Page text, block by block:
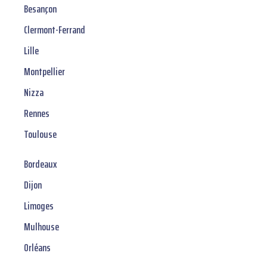
Besançon
Clermont-Ferrand
Lille
Montpellier
Nizza
Rennes
Toulouse
Bordeaux
Dijon
Limoges
Mulhouse
Orléans